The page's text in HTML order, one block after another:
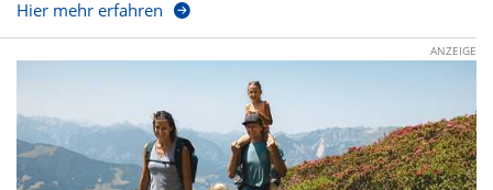
Hier mehr erfahren
ANZEIGE